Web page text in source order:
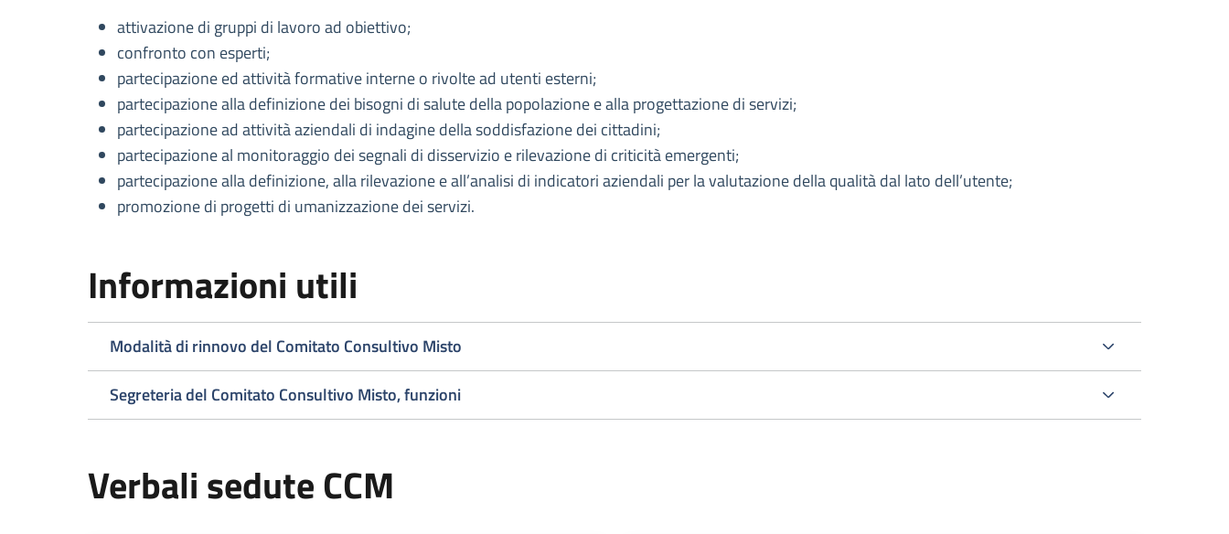
attivazione di gruppi di lavoro ad obiettivo;
confronto con esperti;
partecipazione ed attività formative interne o rivolte ad utenti esterni;
partecipazione alla definizione dei bisogni di salute della popolazione e alla progettazione di servizi;
partecipazione ad attività aziendali di indagine della soddisfazione dei cittadini;
partecipazione al monitoraggio dei segnali di disservizio e rilevazione di criticità emergenti;
partecipazione alla definizione, alla rilevazione e all’analisi di indicatori aziendali per la valutazione della qualità dal lato dell’utente;
promozione di progetti di umanizzazione dei servizi.
Informazioni utili
Modalità di rinnovo del Comitato Consultivo Misto
Segreteria del Comitato Consultivo Misto, funzioni
Verbali sedute CCM